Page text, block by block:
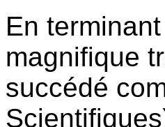
En
magnifique
succédé